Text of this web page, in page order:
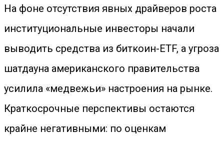
На фоне отсутствия явных драйверов роста
институциональные инвесторы начали
выводить средства из биткоин-ETF, а угроза
шатдауна американского правительства
усилила «медвежьи» настроения на рынке.
Краткосрочные перспективы остаются
крайне негативными: по оценкам